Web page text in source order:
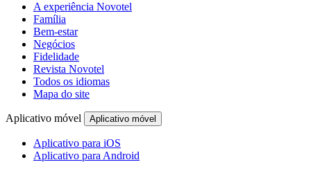
A experiência Novotel
Família
Bem-estar
Negócios
Fidelidade
Revista Novotel
Todos os idiomas
Mapa do site
Aplicativo móvel Aplicativo móvel
Aplicativo para iOS
Aplicativo para Android